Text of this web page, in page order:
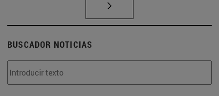
BUSCADOR NOTICIAS